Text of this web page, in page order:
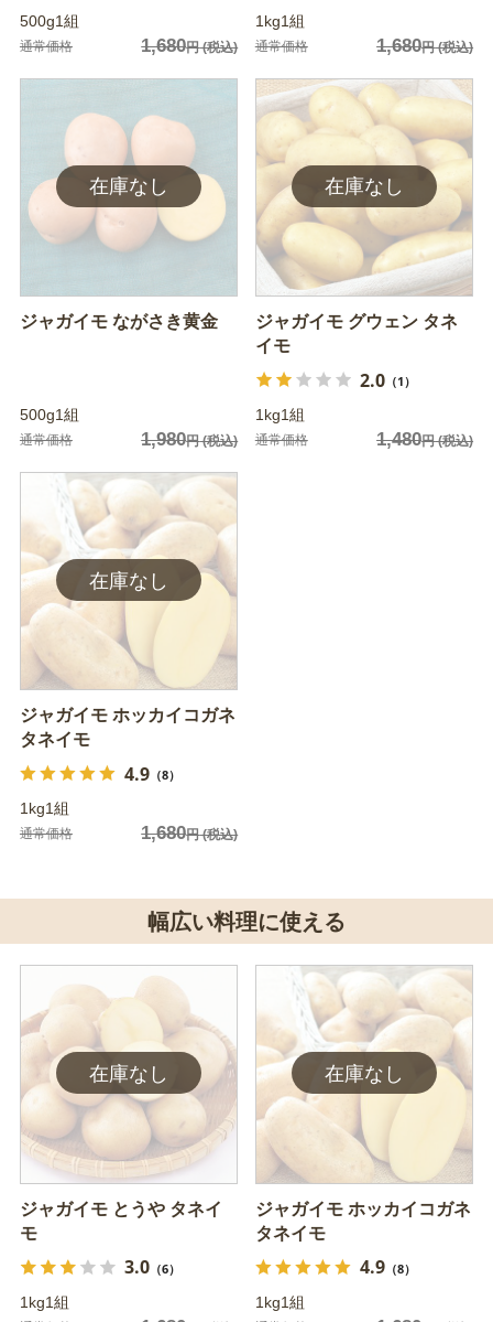
500g1組
通常価格 1,680円(税込)
1kg1組
通常価格 1,680円(税込)
ジャガイモ ながさき黄金
500g1組
通常価格 1,980円(税込)
ジャガイモ グウェン タネ
イモ
2.0（1）
1kg1組
通常価格 1,480円(税込)
ジャガイモ ホッカイコガネ
タネイモ
4.9（8）
1kg1組
通常価格 1,680円(税込)
幅広い料理に使える
ジャガイモ とうや タネイ
モ
3.0（6）
1kg1組
ジャガイモ ホッカイコガネ
タネイモ
4.9（8）
1kg1組